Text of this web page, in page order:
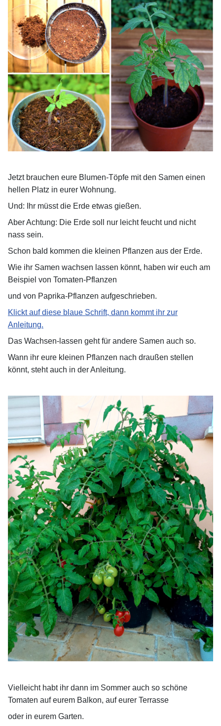
Jetzt brauchen eure Blumen-Töpfe mit den Samen einen
hellen Platz in eurer Wohnung.
Und: Ihr müsst die Erde etwas gießen.
Aber Achtung: Die Erde soll nur leicht feucht und nicht
nass sein.
Schon bald kommen die kleinen Pflanzen aus der Erde.
Wie ihr Samen wachsen lassen könnt, haben wir euch am
Beispiel von Tomaten-Pflanzen
und von Paprika-Pflanzen aufgeschrieben.
Klickt auf diese blaue Schrift, dann kommt ihr zur
Anleitung.
Das Wachsen-lassen geht für andere Samen auch so.
Wann ihr eure kleinen Pflanzen nach draußen stellen
könnt, steht auch in der Anleitung.
Vielleicht habt ihr dann im Sommer auch so schöne
Tomaten auf eurem Balkon, auf eurer Terrasse
oder in eurem Garten.